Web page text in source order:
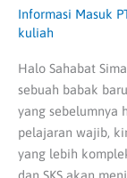
Informasi Masuk
kuliah
Halo Sahabat
sebuah babak
yang sebelumnya
pelajaran wajib,
yang lebih
dan SKS akan